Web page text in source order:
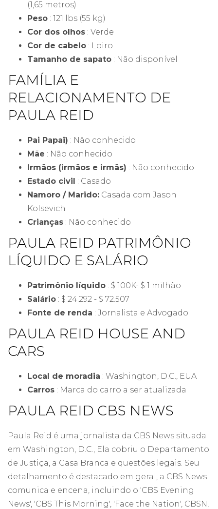
(1,65 metros)
Peso : 121 lbs (55 kg)
Cor dos olhos : Verde
Cor de cabelo : Loiro
Tamanho de sapato : Não disponível
FAMÍLIA E
RELACIONAMENTO DE
PAULA REID
Pai Papai) : Não conhecido
Mãe : Não conhecido
Irmãos (irmãos e irmãs) : Não conhecido
Estado civil : Casado
Namoro / Marido: Casada com Jason
Kolsevich
Crianças : Não conhecido
PAULA REID PATRIMÔNIO
LÍQUIDO E SALÁRIO
Patrimônio líquido : $ 100K- $ 1 milhão
Salário : $ 24.292 - $ 72.507
Fonte de renda : Jornalista e Advogado
PAULA REID HOUSE AND
CARS
Local de moradia : Washington, D.C., EUA
Carros : Marca do carro a ser atualizada
PAULA REID CBS NEWS
Paula Reid é uma jornalista da CBS News situada
em Washington, D.C., Ela cobriu o Departamento
de Justiça, a Casa Branca e questões legais. Seu
detalhamento é destacado em geral, a CBS News
comunica e encena, incluindo o 'CBS Evening
News', 'CBS This Morning', 'Face the Nation', CBSN,